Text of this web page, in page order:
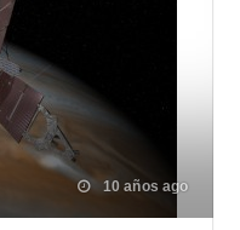
10 años ago